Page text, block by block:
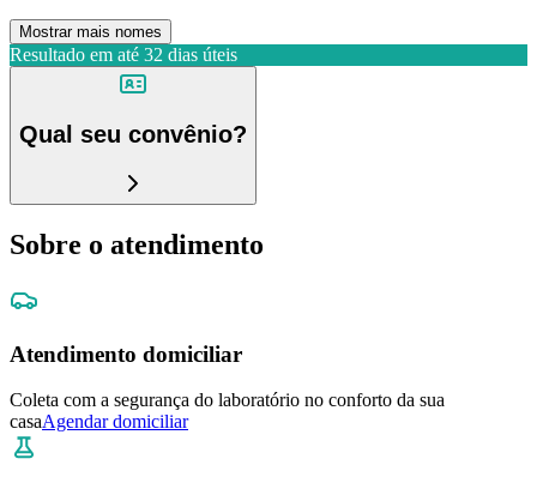
Mostrar mais nomes
Resultado em até 32 dias úteis
Qual seu convênio?
Sobre o atendimento
Atendimento domiciliar
Coleta com a segurança do laboratório no conforto da sua
casaAgendar domiciliar